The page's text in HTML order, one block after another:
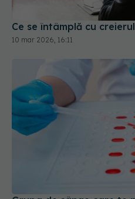
Ce se întâmplă cu
24 mai 2026, 20:09